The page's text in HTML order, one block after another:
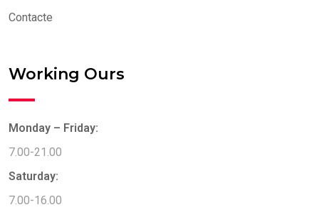
Contacte
Working Ours
Monday – Friday:
7.00-21.00
Saturday:
7.00-16.00